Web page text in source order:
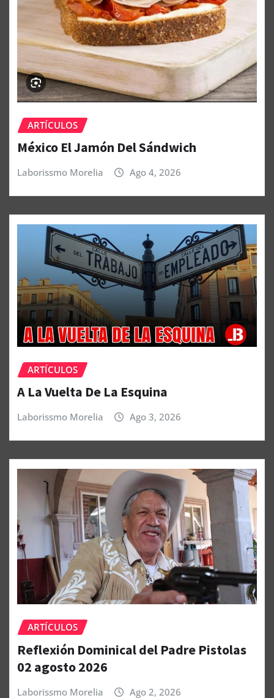
ARTÍCULOS
México El Jamón Del Sándwich
Laborissmo Morelia Ago 4, 2026
ARTÍCULOS
A La Vuelta De La Esquina
Laborissmo Morelia Ago 3, 2026
ARTÍCULOS
Reflexión Dominical del Padre Pistolas
02 agosto 2026
Laborissmo Morelia Ago 2, 2026